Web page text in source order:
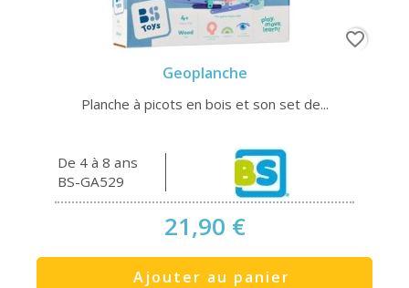
Geoplanche
Planche à picots en bois et son set de...
De 4 à 8 ans
BS-GA529
21,90 €
Ajouter au panier
favorite_border